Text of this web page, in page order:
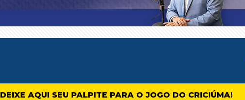
DEIXE AQUI SEU PALPITE PARA O JOGO DO CRICIÚMA!